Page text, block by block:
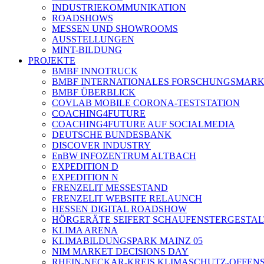
INDUSTRIEKOMMUNIKATION
ROADSHOWS
MESSEN UND SHOWROOMS
AUSSTELLUNGEN
MINT-BILDUNG
PROJEKTE
BMBF INNOTRUCK
BMBF INTERNATIONALES
BMBF ÜBERBLICK
COVLAB MOBILE CORONA-TESTSTATION
COACHING4FUTURE
COACHING4FUTURE AUF SOCIALMEDIA
DEUTSCHE BUNDESBANK
DISCOVER INDUSTRY
EnBW INFOZENTRUM ALTBACH
EXPEDITION D
EXPEDITION N
FRENZELIT MESSESTAND
FRENZELIT WEBSITE RELAUNCH
HESSEN DIGITAL ROADSHOW
HÖRGERÄTE SEIFERT
KLIMA ARENA
KLIMABILDUNGSPARK MAINZ 05
NIM MARKET DECISIONS DAY
RHEIN-NECKAR-KREIS KLIMASCHUTZ-